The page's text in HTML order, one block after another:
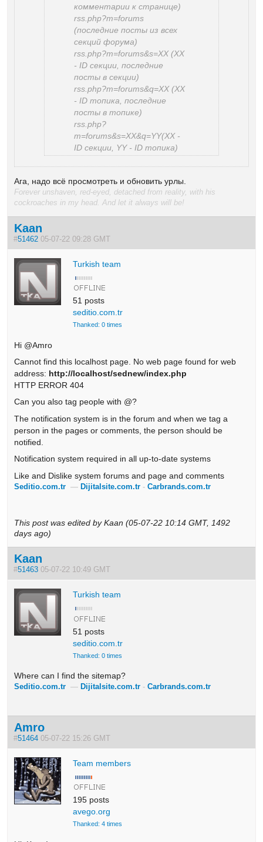
комментарии к странице)
rss.php?m=forums
(последние посты из всех
секций форума)
rss.php?m=forums&s=XX (XX
- ID секции, последние
посты в секции)
rss.php?m=forums&q=XX (XX
- ID топика, последние
посты в топике)
rss.php?
m=forums&s=XX&q=YY(XX -
ID секции, YY - ID топика)
Ага, надо всё просмотреть и обновить урлы.
Forever unshaven, red-eyed, detached from reality, with his
cockroaches in my head. And let it always will be!
Kaan
#51462 05-07-22 09:28 GMT
Turkish team
51 posts
seditio.com.tr
Thanked: 0 times
Hi @Amro
Cannot find this localhost page. No web page found for web
address: http://localhost/sednew/index.php
HTTP ERROR 404
Can you also tag people with @?
The notification system is in the forum and when we tag a
person in the pages or comments, the person should be
notified.
Notification system required in all up-to-date systems
Like and Dislike system forums and page and comments
Seditio.com.tr — Dijitalsite.com.tr -Carbrands.com.tr
This post was edited by Kaan (05-07-22 10:14 GMT, 1492
days ago)
Kaan
#51463 05-07-22 10:49 GMT
Turkish team
51 posts
seditio.com.tr
Thanked: 0 times
Where can I find the sitemap?
Seditio.com.tr — Dijitalsite.com.tr -Carbrands.com.tr
Amro
#51464 05-07-22 15:26 GMT
Team members
195 posts
avego.org
Thanked: 4 times